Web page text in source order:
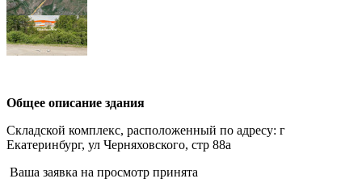
Общее описание здания
Складской комплекс, расположенный по адресу: г
Екатеринбург, ул Черняховского, стр 88а
Ваша заявка на просмотр принята